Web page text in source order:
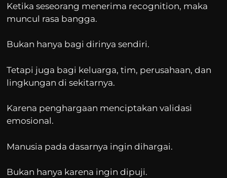
Ketika seseorang menerima recognition, maka
muncul rasa bangga.
Bukan hanya bagi dirinya sendiri.
Tetapi juga bagi keluarga, tim, perusahaan, dan
lingkungan di sekitarnya.
Karena penghargaan menciptakan validasi
emosional.
Manusia pada dasarnya ingin dihargai.
Bukan hanya karena ingin dipuji.